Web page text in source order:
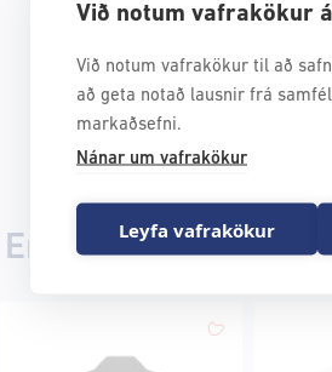
Við notum vafrakökur
Við notum vafrakökur til að
að geta notað lausnir frá
markaðsefni.
Nánar um vafrakökur
Leyfa vafrakökur